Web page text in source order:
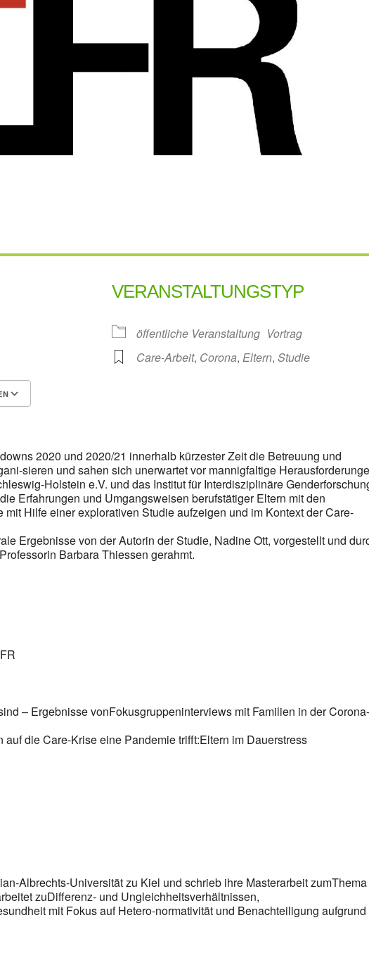
VERANSTALTUNGSTYP
öffentliche Veranstaltung Vortrag
Care-Arbeit, Corona,Eltern,Studie
2020 und 2020/21 innerhalb kürzester Zeit die Betreuung und
sieren und sahen sich unerwartet vor mannigfaltige
Holstein e.V. und das Institut für Interdisziplinäre
Erfahrungen und Umgangsweisen berufstätiger Eltern mit den
Hilfe einer explorativen Studie aufzeigen und im Kontext der Care-
Ergebnisse von der Autorin der Studie, Nadine Ott, vorgestellt und
Barbara Thiessen gerahmt.
– Ergebnisse vonFokusgruppeninterviews mit Familien in der
auf die Care-Krise eine Pandemie trifft:Eltern im Dauerstress
Albrechts-Universität zu Kiel und schrieb ihre Masterarbeit
zuDifferenz- und Ungleichheitsverhältnissen,
mit Fokus auf Hetero-normativität und Benachteiligung aufgrund